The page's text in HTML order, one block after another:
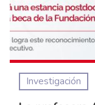
Investigación